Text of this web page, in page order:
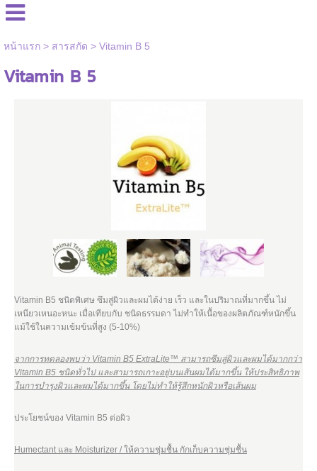
หน้าแรก> สารสกัด > Vitamin B 5
Vitamin B 5
Vitamin B5 ชนิดพิเศษ ซึมสู่ผิวและผมได้ง่าย เร็ว และในปริมาณที่มากขึ้น ไม่
เหนียวเหนอะหนะ เมื่อเทียบกับ ชนิดธรรมดา ไม่ทำให้เนื้อของผลิตภัณฑ์หนักขึ้น
แม้ใช้ในความเข้มข้นที่สูง (5-10%)
จากการทดลองพบว่า Vitamin B5 ExtraLite™ สามารถซึมสู่ผิวและผมได้มากกว่า
Vitamin B5 ชนิดทั่วไป และสามารถเกาะอยู่บนเส้นผมได้มากขึ้น ให้ประสิทธิภาพ
ในการบำรุงผิวและผมได้มากขึ้น โดยไม่ทำให้รู้สึกหนักผิวหรือเส้นผม
ประโยชน์ของ Vitamin B5 ต่อผิว
Humectant และ Moisturizer / ให้ความชุ่มชื้น กักเก็บความชุ่มชื้น